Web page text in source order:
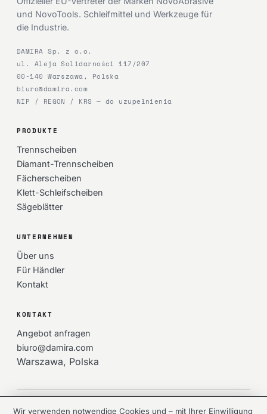
und NovoTools. Schleifmittel und Werkzeuge für
die Industrie.
DAMIRA Sp. z o.o.
ul. Aleja Solidarności 117/207
00-140 Warszawa, Polska
biuro@damira.com
NIP / REGON / KRS — do uzupełnienia
PRODUKTE
Trennscheiben
Diamant-Trennscheiben
Fächerscheiben
Klett-Schleifscheiben
Sägeblätter
UNTERNEHMEN
Über uns
Für Händler
Kontakt
KONTAKT
Angebot anfragen
biuro@damira.com
Warszawa, Polska
© 2026 DAMIRA Sp. z o.o. — Alle Rechte vorbehalten.
Wir verwenden notwendige Cookies und – mit Ihrer Einwilligung